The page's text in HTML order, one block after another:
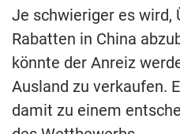
Je schwieriger es wird,
Rabatten in China
könnte der Anreiz
Ausland zu verkaufen.
damit zu einem